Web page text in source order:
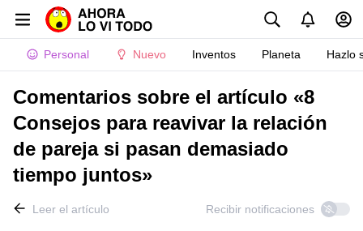
Personal Nuevo Inventos Planeta Hazlo
Comentarios sobre el artículo «8
Consejos para reavivar la relación
de pareja si pasan demasiado
tiempo juntos»
Leer el artículo Recibir notificaciones